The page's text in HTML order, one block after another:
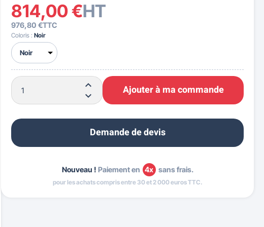
PMR
814,00 €HT
976,80 €TTC
Coloris :Noir
Ajouter à ma commande
Demande de devis
Nouveau ! Paiement en 4x sans frais.
pour les achats compris entre 30 et 2 000 euros TTC.